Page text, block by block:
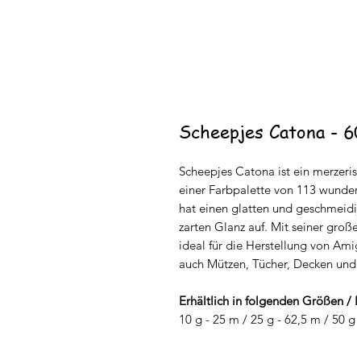
Scheepjes Catona -
Scheepjes Catona ist ein
einer Farbpalette von 113
hat einen glatten und
zarten Glanz auf. Mit seiner
ideal für die Herstellung von
auch Mützen, Tücher, Decken
Erhältlich in folgenden Größen /
10 g - 25 m / 25 g - 62,5 m / 50